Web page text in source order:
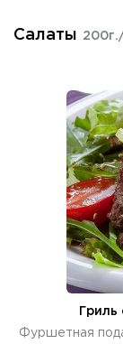
Салаты
Гриль
Фуршетная